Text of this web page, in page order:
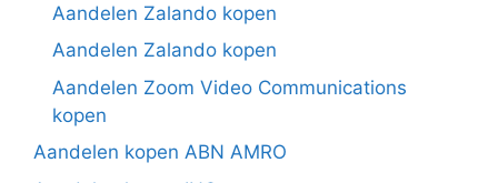
Aandelen Zalando kopen
Aandelen Zalando kopen
Aandelen Zoom Video Communications
kopen
Aandelen kopen ABN AMRO